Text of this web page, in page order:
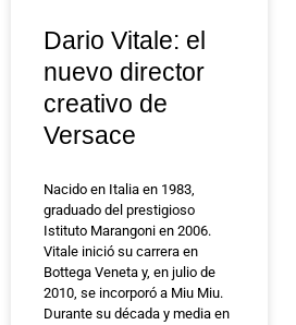
Dario Vitale: el
nuevo director
creativo de
Versace
Nacido en Italia en 1983,
graduado del prestigioso
Istituto Marangoni en 2006.
Vitale inició su carrera en
Bottega Veneta y, en julio de
2010, se incorporó a Miu Miu.
Durante su década y media en